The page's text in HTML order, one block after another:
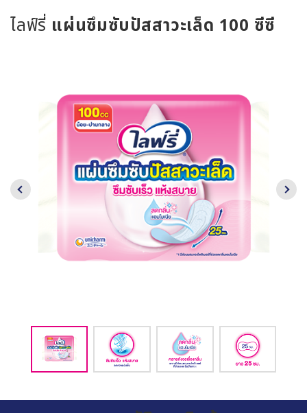
ไลฟ์รี่ แผ่นซึมซับปัสสาวะเล็ด 100 ซีซี